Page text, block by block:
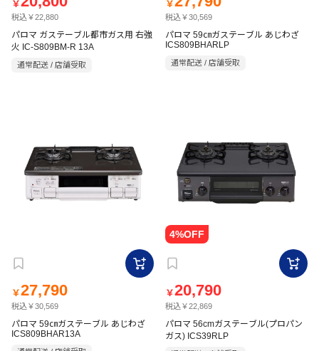
￥
税込￥22,880
パロマ ガステーブル都市ガス用 右強
火 IC-S809BM-R 13A
通常配送 / 店舗受取
￥
税込￥30,569
パロマ 59㎝ガステーブル あじわざ
ICS809BHARLP
通常配送 / 店舗受取
￥27,790
税込￥30,569
パロマ 59㎝ガステーブル あじわざ
ICS809BHAR13A
￥20,790
税込￥22,869
パロマ 56cmガステーブル(プロパン
ガス) ICS39RLP